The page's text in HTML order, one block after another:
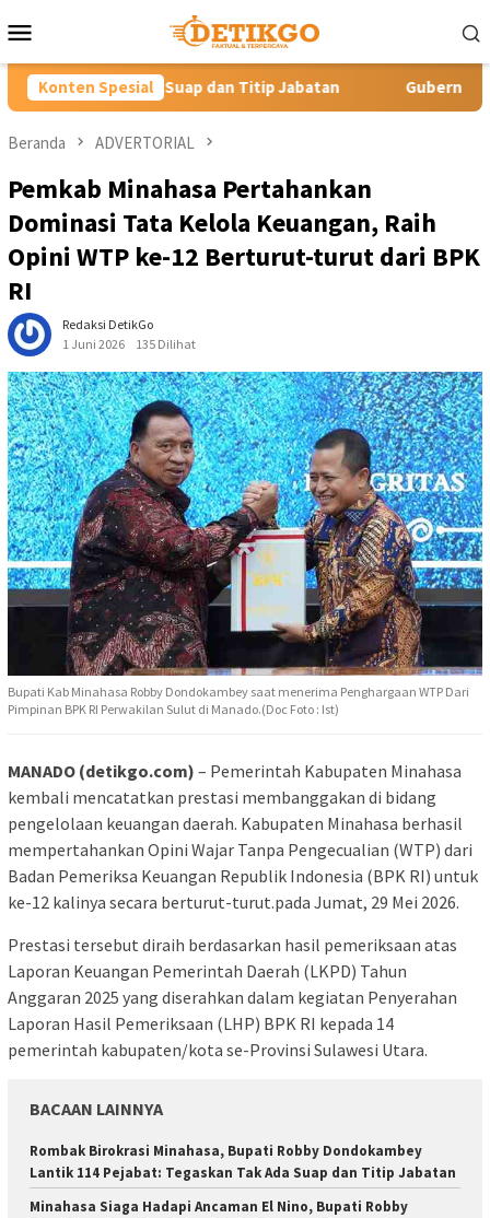
ke
Mobile
Konten Spesial
Jabatan Gubernur YSK Rotasi Tiga Pejabat Eselon
Beranda ADVERTORIAL
Pemkab Minahasa Pertahankan
Dominasi Tata Kelola Keuangan, Raih
Opini WTP ke-12 Berturut-turut dari BPK
RI
Redaksi DetikGo
1 Juni 2026
135 Dilihat
Bupati Kab Minahasa Robby Dondokambey saat menerima Penghargaan WTP Dari
Pimpinan BPK RI Perwakilan Sulut di Manado.(Doc Foto : Ist)
MANADO (detikgo.com) – Pemerintah Kabupaten Minahasa
kembali mencatatkan prestasi membanggakan di bidang
pengelolaan keuangan daerah. Kabupaten Minahasa berhasil
mempertahankan Opini Wajar Tanpa Pengecualian (WTP) dari
Badan Pemeriksa Keuangan Republik Indonesia (BPK RI) untuk
ke-12 kalinya secara berturut-turut.pada Jumat, 29 Mei 2026.
Prestasi tersebut diraih berdasarkan hasil pemeriksaan atas
Laporan Keuangan Pemerintah Daerah (LKPD) Tahun
Anggaran 2025 yang diserahkan dalam kegiatan Penyerahan
Laporan Hasil Pemeriksaan (LHP) BPK RI kepada 14
pemerintah kabupaten/kota se-Provinsi Sulawesi Utara.
BACAAN LAINNYA
Rombak Birokrasi Minahasa, Bupati Robby Dondokambey
Lantik 114 Pejabat: Tegaskan Tak Ada Suap dan Titip Jabatan
Minahasa Siaga Hadapi Ancaman El Nino, Bupati Robby